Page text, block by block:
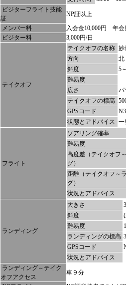
ビジターフライト技能
証
NP証以上
メンバー料
入会金10,000円 年会
ビジター料
3,000円/日
テイクオフ
テイクオフの名称 妙
方向
斜度
5
難易度
広さ
パ
テイクオフの標高
GPSコード
状態とアドバイス 一
フライト
ソアリング確率
難易度
高度差（テイクオフ
グ）
距離（テイクオフ～
グ）
状況とアドバイス
ランディング
大きさ
斜度
難易度
1
ランディングの標高
GPSコード
状況とアドバイス
ランディング～テイク
オフアクセス
車９分